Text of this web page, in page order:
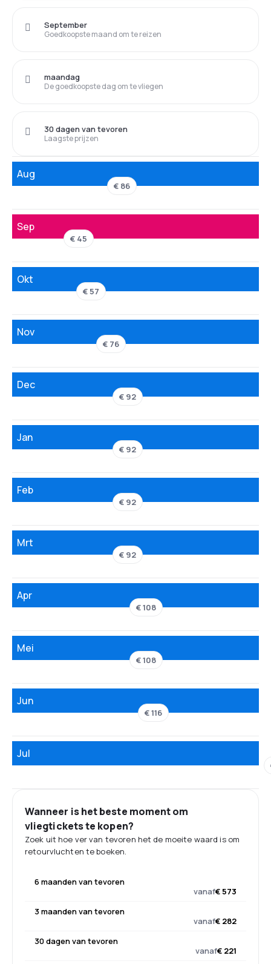
Goedkoopste maand om te reizen
September
De goedkoopste dag om te vliegen
maandag
Laagste prijzen
30 dagen van tevoren
Aug
€ 86
Sep
€ 45
Okt
€ 57
Nov
€ 76
Dec
€ 92
Jan
€ 92
Feb
€ 92
Mrt
€ 92
Apr
€ 108
Mei
€ 108
Jun
€ 116
Jul
Wanneer is het beste moment om
vliegtickets te kopen?
Zoek uit hoe ver van tevoren het de moeite waard is om
retourvluchten te boeken.
6 maanden van tevoren
vanaf€ 573
3 maanden van tevoren
vanaf€ 282
30 dagen van tevoren
vanaf€ 221